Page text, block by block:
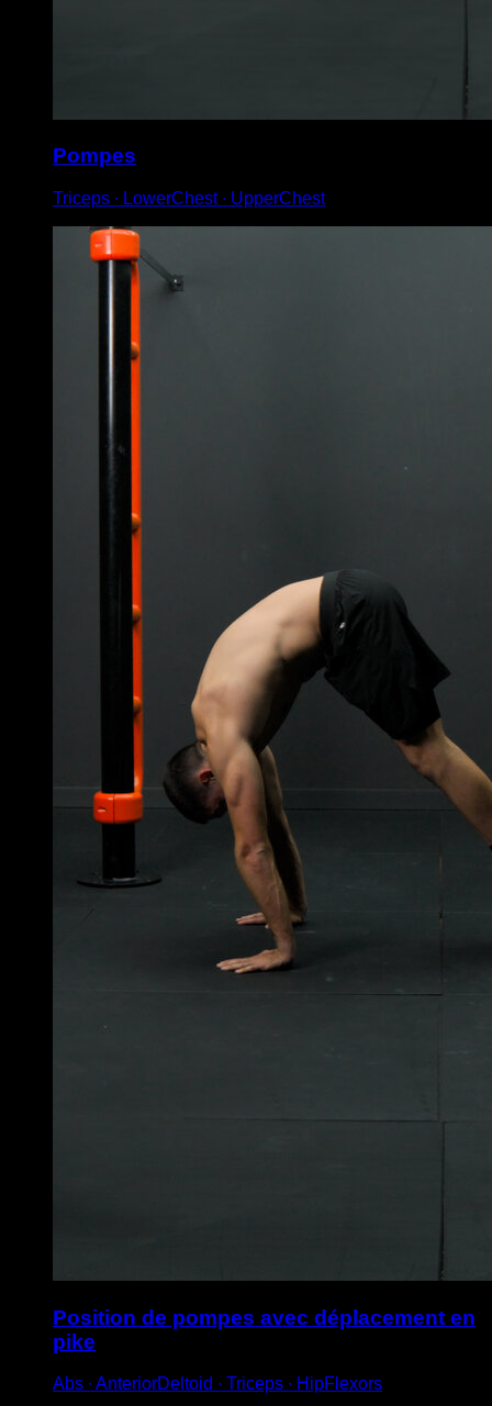
Pompes
Triceps ∙ LowerChest ∙ UpperChest
Position de pompes avec déplacement en
pike
Abs ∙ AnteriorDeltoid ∙ Triceps ∙ HipFlexors